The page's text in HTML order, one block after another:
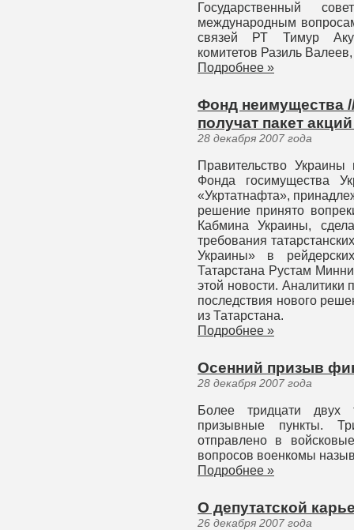
Государственный
международным
связей РТ Тимур
комитетов Разиль
Подробнее »
Фонд неимущества
получат пакет
28 декабря 2007 года
Правительство
Фонда госимущества
«Укртатнафта»,
решение принято
Кабмина Украины,
требования
Украины» в
Татарстана Рустам
этой новости. Аналитики
последствия нового
из Татарстана.
Подробнее »
Осенний призыв
28 декабря 2007 года
Более тридцати
призывные пункты.
отправлено в
вопросов военкомы
Подробнее »
О депутатской
26 декабря 2007 года